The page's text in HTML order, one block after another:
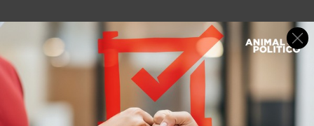
02 de diciembre, 2013 Por: Mayra Zepeda
Compartir